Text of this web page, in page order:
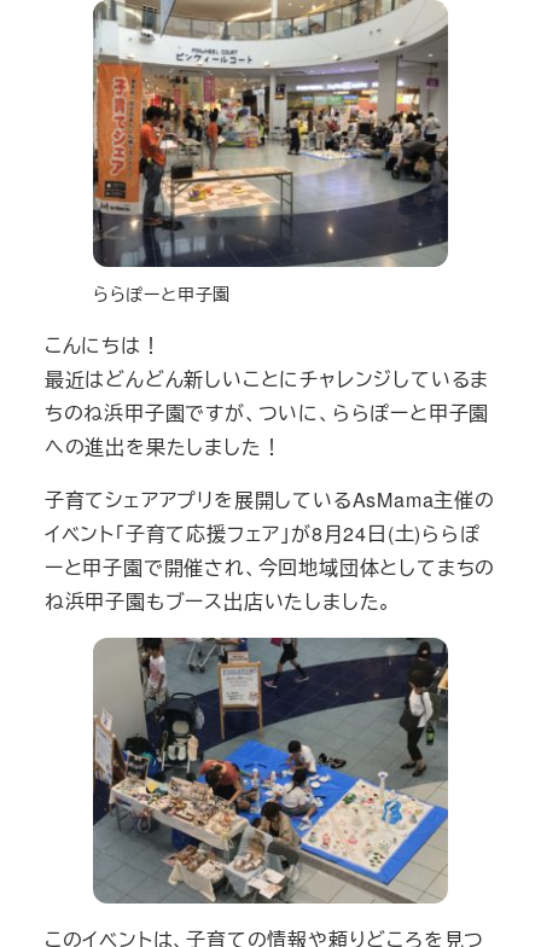
ららぽーと甲子園
こんにちは！
最近はどんどん新しいことにチャレンジしているま
ちのね浜甲子園ですが、ついに、ららぽーと甲子園
への進出を果たしました！
子育てシェアアプリを展開しているAsMama主催の
イベント「子育て応援フェア」が8月24日(土)ららぽ
ーと甲子園で開催され、今回地域団体としてまちの
ね浜甲子園もブース出店いたしました。
このイベントは、子育ての情報や頼りどころを見つ